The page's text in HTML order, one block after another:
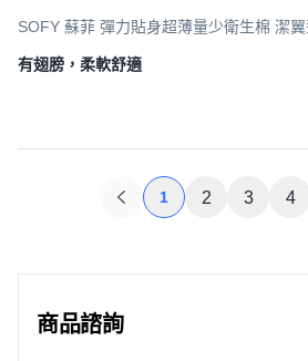
SOFY 蘇菲 彈力貼身超薄量少衛生棉 潔
有翅膀，柔軟舒適
1 2 3 4
商品諮詢